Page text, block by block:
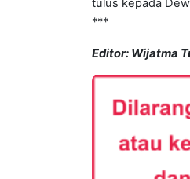
tulus kepada
***
Editor: Wijatma